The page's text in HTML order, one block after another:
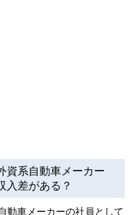
資系自動車メーカー
入差がある？
動車メーカーの社員として